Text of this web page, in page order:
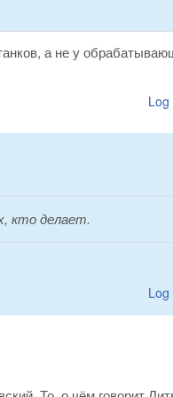
а не у
Log
кто делает.
Log